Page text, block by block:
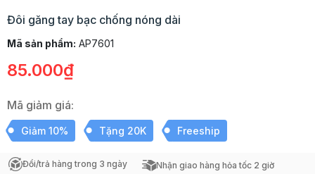
Đôi găng tay bạc chống nóng dài
Mã sản phẩm: AP7601
85.000₫
Mã giảm giá:
Giảm 10% Tặng 20K Freeship
Đổi/trả hàng trong 3 ngày Nhận giao hàng hỏa tốc 2 giờ